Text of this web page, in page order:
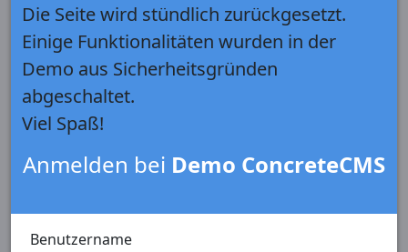
Die Seite wird stündlich zurückgesetzt.
Einige Funktionalitäten wurden in der
Demo aus Sicherheitsgründen
abgeschaltet.
Viel Spaß!
Anmelden bei Demo ConcreteCMS
Benutzername